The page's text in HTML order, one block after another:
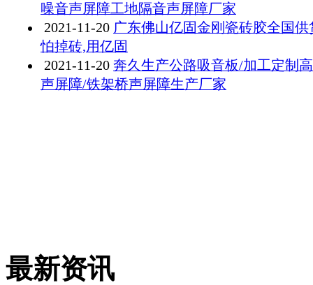
噪音声屏障工地隔音声屏障厂家
2021-11-20 广东佛山亿固金刚瓷砖胶全国供
怕掉砖,用亿固
2021-11-20 奔久生产公路吸音板/加工定制
声屏障/铁架桥声屏障生产厂家
最新资讯